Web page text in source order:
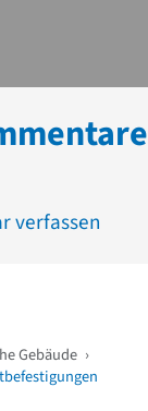
verfassen
Gebäude ›